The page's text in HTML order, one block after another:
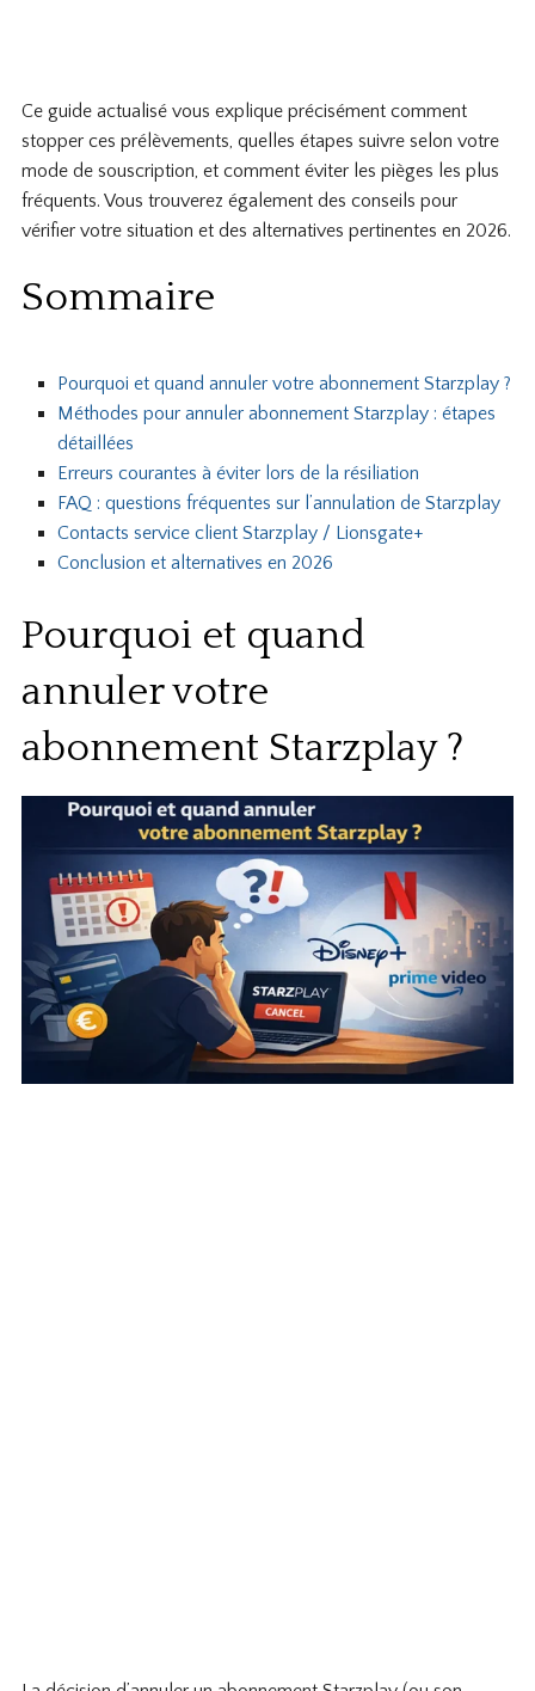
Ce guide actualisé vous explique précisément comment
stopper ces prélèvements, quelles étapes suivre selon votre
mode de souscription, et comment éviter les pièges les plus
fréquents. Vous trouverez également des conseils pour
vérifier votre situation et des alternatives pertinentes en 2026.
Sommaire
Pourquoi et quand annuler votre abonnement Starzplay ?
Méthodes pour annuler abonnement Starzplay : étapes
détaillées
Erreurs courantes à éviter lors de la résiliation
FAQ : questions fréquentes sur l’annulation de Starzplay
Contacts service client Starzplay / Lionsgate+
Conclusion et alternatives en 2026
Pourquoi et quand
annuler votre
abonnement Starzplay ?